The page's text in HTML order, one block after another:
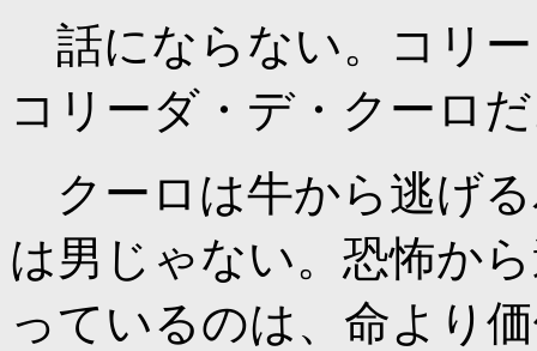
話にならない。コリ
コリーダ・デ・クーロ
クーロは牛から逃げ
は男じゃない。恐怖か
っているのは、命より